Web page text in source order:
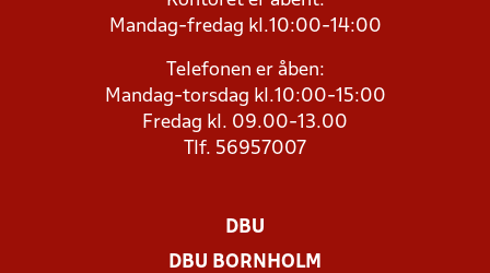
Mandag-fredag kl.10:00-14:00
Telefonen er åben:
Mandag-torsdag kl.10:00-15:00
Fredag kl. 09.00-13.00
Tlf. 56957007
DBU
DBU BORNHOLM